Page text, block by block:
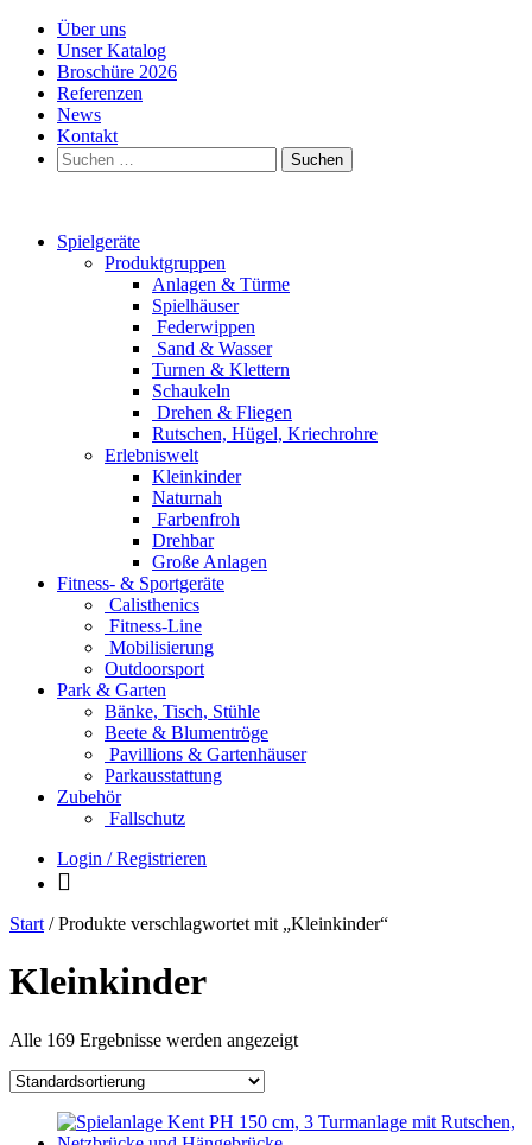
Über uns
Unser Katalog
Broschüre 2026
Referenzen
News
Kontakt
Suchen
nach:
Spielgeräte
Produktgruppen
Anlagen & Türme
Spielhäuser
Federwippen
Sand & Wasser
Turnen & Klettern
Schaukeln
Drehen & Fliegen
Rutschen, Hügel, Kriechrohre
Erlebniswelt
Kleinkinder
Naturnah
Farbenfroh
Drehbar
Große Anlagen
Fitness- & Sportgeräte
Calisthenics
Fitness-Line
Mobilisierung
Outdoorsport
Park & Garten
Bänke, Tisch, Stühle
Beete & Blumentröge
Pavillions & Gartenhäuser
Parkausstattung
Zubehör
Fallschutz
Login / Registrieren
Start / Produkte verschlagwortet mit „Kleinkinder“
Kleinkinder
Alle 169 Ergebnisse werden angezeigt